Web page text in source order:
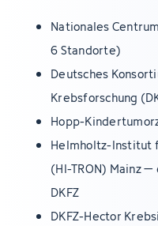
Nationales
6 Standorte)
Deutsches
Krebsforschung
Hopp-
Helmholtz-Institut
(HI-TRON) Mainz
DKFZ
DKFZ-Hector